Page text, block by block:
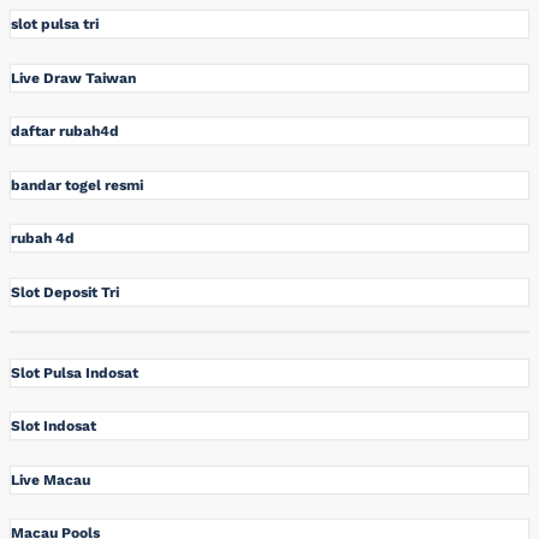
slot pulsa tri
Live Draw Taiwan
daftar rubah4d
bandar togel resmi
rubah 4d
Slot Deposit Tri
Slot Pulsa Indosat
Slot Indosat
Live Macau
Macau Pools